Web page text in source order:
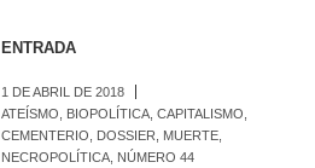
ENTRADA
1 DE ABRIL DE 2018
ATEÍSMO
BIOPOLÍTICA ,CAPITALISMO
CEMENTERIO
DOSSIER MUERTE
NECROPOLÍTICA NÚMERO 44